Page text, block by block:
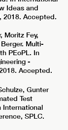
Ideas and
2018. Accepted.
Moritz Fey,
Multi-
PEoPL. In
-
Accepted.
Gunter
Test
International
SPLC.